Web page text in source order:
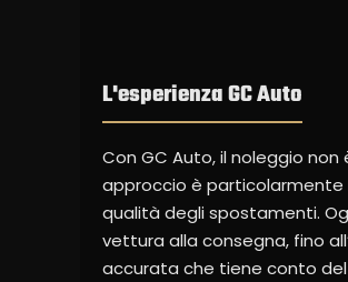
L'esperienza GC Auto
Con GC Auto, il noleggio
approccio è particolarmente
qualità degli spostamenti.
vettura alla consegna, fino
accurata che tiene conto del